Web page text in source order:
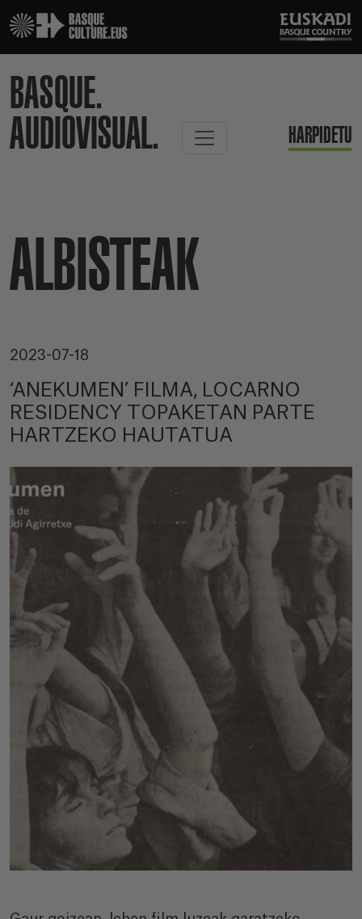
BASQUE.
AUDIOVISUAL.
HARPIDETU
ALBISTEAK
2023-07-18
‘ANEKUMEN’ FILMA, LOCARNO
RESIDENCY TOPAKETAN PARTE
HARTZEKO HAUTATUA